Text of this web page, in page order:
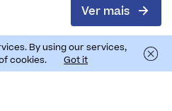
Ver mais
By using our services,
cookies.
Got it